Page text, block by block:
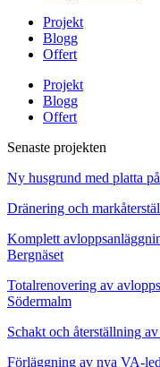
Projekt
Blogg
Offert
Projekt
Blogg
Offert
Senaste projekten
Ny husgrund med platta
Dränering och
Komplett
Bergnäset
Totalrenovering av
Södermalm
Schakt och återställning
Förläggning av nya VA-